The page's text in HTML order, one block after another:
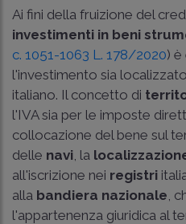
Ai fini della fruizione del
investimenti in beni
c. 1051-1063 L. 178/2020) è
l'investimento sia
italiano. Il concetto di
l'IVA sia per le imposte
collocazione del bene sul
delle navi , la
all'iscrizione nei registri
alla bandiera nazionale ,
l'appartenenza giuridica al